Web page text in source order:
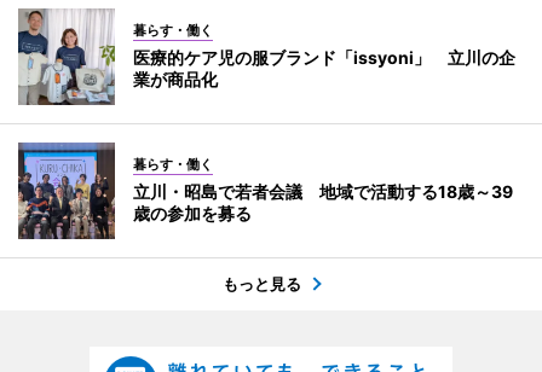
暮らす・働く
医療的ケア児の服ブランド「issyoni」 立川の企
業が商品化
暮らす・働く
立川・昭島で若者会議 地域で活動する18歳～39
歳の参加を募る
もっと見る